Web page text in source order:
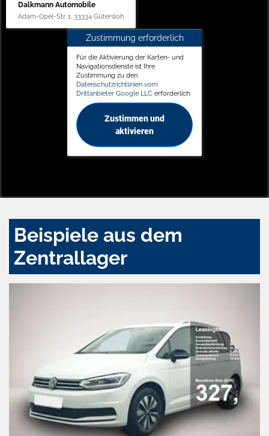
Dalkmann Automobile
Adam-Opel-Str. 1, 33334 Gütersloh
Zustimmung erforderlich
Für die Aktivierung der Karten- und
Navigationsdienste ist Ihre
Zustimmung zu den
Datenschutzrichtlinien vom
Drittanbieter Google LLC erforderlich.
Zustimmen und
aktivieren
Beispiele aus dem
Zentrallager